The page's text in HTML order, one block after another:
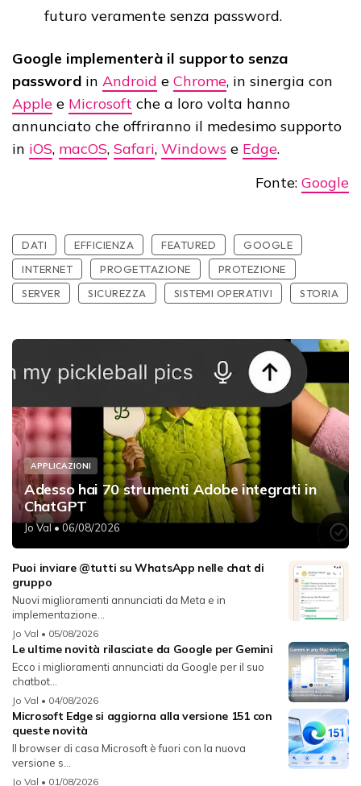
futuro veramente senza password.
Google implementerà il supporto senza
password in Android e Chrome, in sinergia con
Apple e Microsoft che a loro volta hanno
annunciato che offriranno il medesimo supporto
in iOS, macOS, Safari, Windows e Edge.
Fonte: Google
DATI EFFICIENZA FEATURED
GOOGLE
INTERNET
PROGETTAZIONE
PROTEZIONE
SERVER
SICUREZZA SISTEMI OPERATIVI STORIA
APPLICAZIONI
Adesso hai 70 strumenti Adobe integrati in
ChatGPT
Jo Val • 06/08/2026
Puoi inviare @tutti su WhatsApp nelle chat di
gruppo
Nuovi miglioramenti annunciati da Meta e in
implementazione...
Jo Val • 05/08/2026
Le ultime novità rilasciate da Google per Gemini
Ecco i miglioramenti annunciati da Google per il suo
chatbot...
Jo Val • 04/08/2026
Microsoft Edge si aggiorna alla versione 151 con
queste novità
Il browser di casa Microsoft è fuori con la nuova
versione s...
Jo Val • 01/08/2026